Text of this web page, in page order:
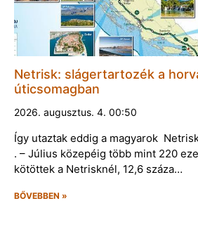
Netrisk: slágertartozék a
úticsomagban
2026. augusztus. 4. 00:50
Így utaztak eddig a magyarok
. – Július közepéig több mint 220
kötöttek a Netrisknél, 12,6 száza…
BŐVEBBEN »